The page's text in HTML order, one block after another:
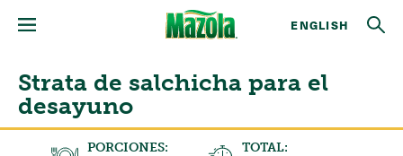
ENGLISH
Strata de salchicha para el
desayuno
PORCIONES:
TOTAL: